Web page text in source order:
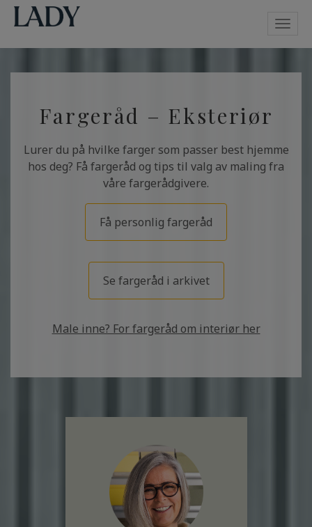
Fargeråd – Eksteriør
Lurer du på hvilke farger som passer best hjemme
hos deg? Få fargeråd og tips til valg av maling fra
våre fargerådgivere.
Få personlig fargeråd
Se fargeråd i arkivet
Male inne? For fargeråd om interiør her